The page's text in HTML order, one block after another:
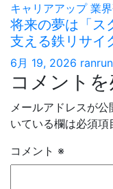
キャリアアップ 業
将来の夢は「ス
支える鉄リサイ
6月 19, 2026
コメント
メールアドレスが公
いている欄は必須項
コメント ※